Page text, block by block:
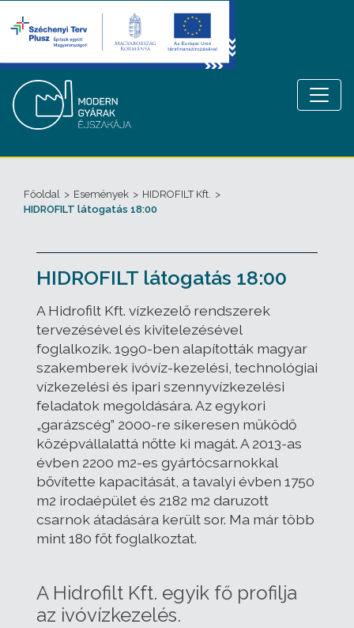
Főoldal > Események > HIDROFILT Kft. >
HIDROFILT látogatás 18:00
HIDROFILT látogatás 18:00
A Hidrofilt Kft. vízkezelő rendszerek
tervezésével és kivitelezésével
foglalkozik. 1990-ben alapították magyar
szakemberek ivóvíz-kezelési, technológiai
vízkezelési és ipari szennyvízkezelési
feladatok megoldására. Az egykori
„garázscég” 2000-re sikeresen működő
középvállalattá nőtte ki magát. A 2013-as
évben 2200 m2-es gyártócsarnokkal
bővítette kapacitását, a tavalyi évben 1750
m2 irodaépület és 2182 m2 daruzott
csarnok átadására került sor. Ma már több
mint 180 főt foglalkoztat.
A Hidrofilt Kft. egyik fő profilja
az ivóvízkezelés.